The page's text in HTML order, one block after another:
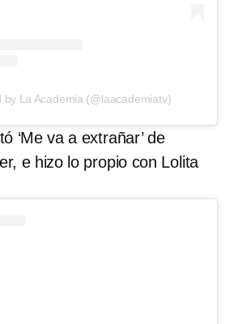
by La Academia (@laacademiatv)
‘Me va a extrañar’ de
e hizo lo propio con Lolita